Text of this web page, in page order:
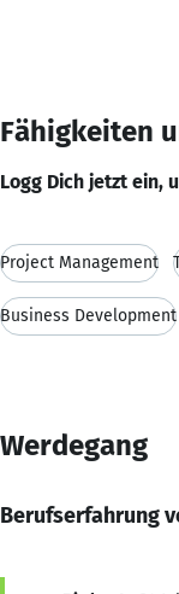
Fähigkeiten
Logg Dich jetzt ein,
Project Management
Business Development
Werdegang
Berufserfahrung